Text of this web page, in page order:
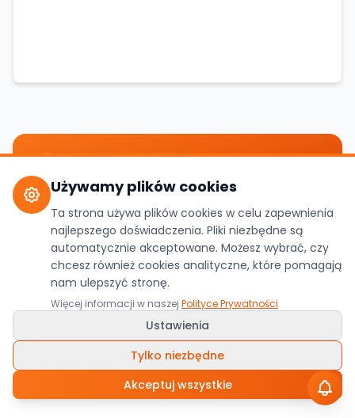
Najważniejsze newsy ze świata polskiej i europejskiej
piłki ręcznej, raz w tygodniu prosto na Twoją
skrzynkę.
Zero spamu, możesz zrezygnować w każdej chwili.
🔥 Najpopularniejsze ostatnio
Używamy plików cookies
Ta strona używa plików cookies w celu zapewnienia
najlepszego doświadczenia. Pliki niezbędne są
automatycznie akceptowane. Możesz wybrać, czy
chcesz również cookies analityczne, które pomagają
nam ulepszyć stronę.
Więcej informacji w naszej Polityce Prywatności
Ustawienia
Tylko niezbędne
Akceptuj wszystkie